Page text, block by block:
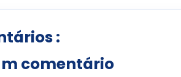
:
comentário